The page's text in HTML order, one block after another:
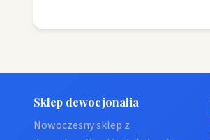
Sklep dewocjonalia
Nowoczesny sklep z